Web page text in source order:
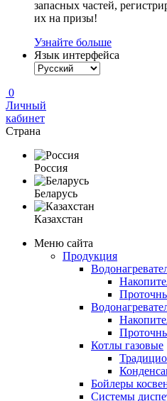
запасных частей,
их на призы!
Узнайте больше
Язык интерфейса
0
Личный
кабинет
Страна
Россия
Беларусь
Казахстан
Меню сайта
Продукция
Котлы газовые
Бойлеры
Системы